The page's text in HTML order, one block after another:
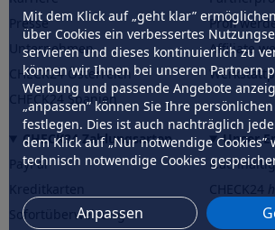
Mit dem Klick auf „geht klar”
über Cookies ein verbessertes
servieren und dieses kontinuierlich zu
können wir Ihnen bei unseren Partnern
Werbung und passende Angebote
„anpassen” können Sie Ihre
festlegen. Dies ist auch nachträglich
dem Klick auf „Nur notwendige
technisch notwendige Cookies
Anpassen
Presse
Unternehmen
CHECK24 Österreich
CHECK24 Spanien
Profi
Affiliate
CHECK24 Zahlungsarten
PayPal
Sofortüberweisung
Unser
CHECK24